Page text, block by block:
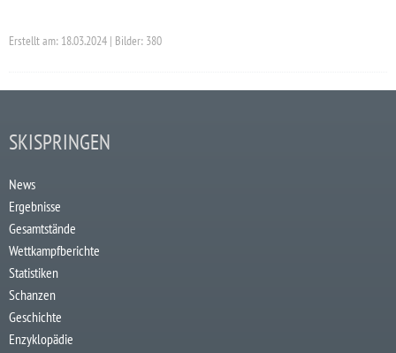
Erstellt am: 18.03.2024 | Bilder: 380
SKISPRINGEN
News
Ergebnisse
Gesamtstände
Wettkampfberichte
Statistiken
Schanzen
Geschichte
Enzyklopädie